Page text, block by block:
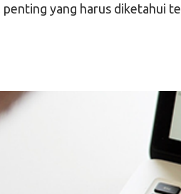
penting yang harus diketahui